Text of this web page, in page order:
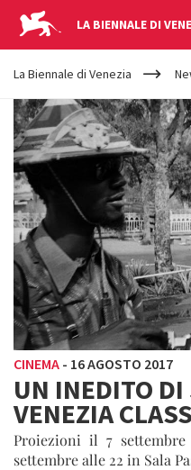
LA BIENNALE DI
YOUR
ARE
HERE
La Biennale di Venezia
CINEMA - 16 AGOSTO 2017
UN INEDITO
VENEZIA
Proiezioni il 7 settembre
settembre alle 22 in Sala